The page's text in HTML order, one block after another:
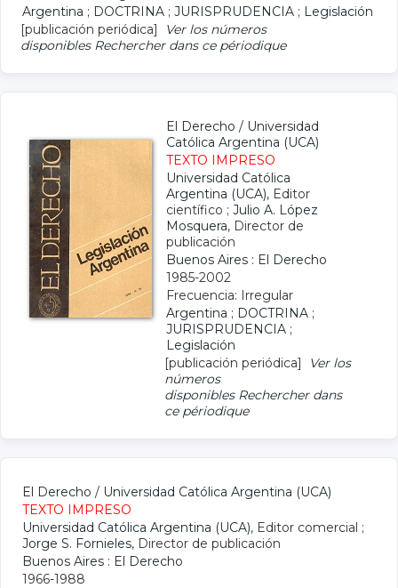
Argentina ; DOCTRINA ; JURISPRUDENCIA ; Legislación
[publicación periódica]
Ver los números
disponibles Rechercher dans ce périodique
El Derecho / Universidad
Católica Argentina (UCA)
TEXTO IMPRESO
Universidad Católica
Argentina (UCA), Editor
científico ; Julio A. López
Mosquera, Director de
publicación
Buenos Aires : El Derecho
1985-2002
Frecuencia: Irregular
Argentina ; DOCTRINA ;
JURISPRUDENCIA ;
Legislación
[publicación periódica]
Ver los
números
disponibles Rechercher dans
ce périodique
El Derecho / Universidad Católica Argentina (UCA)
TEXTO IMPRESO
Universidad Católica Argentina (UCA), Editor comercial ;
Jorge S. Fornieles, Director de publicación
Buenos Aires : El Derecho
1966-1988